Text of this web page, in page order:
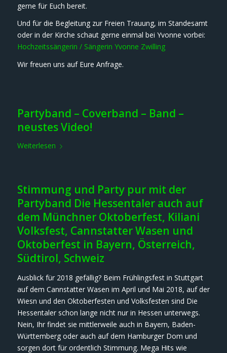
gerne für Euch bereit.
Und für die Begleitung zur Freien Trauung, im Standesamt
oder in der Kirche schaut gerne einmal bei Yvonne vorbei:
Hochzeitssängerin / Sängerin Yvonne Zwilling
Wir freuen uns auf Eure Anfrage.
Partyband – Coverband – Band –
neustes Video!
Weiterlesen
Stimmung und Party pur mit der
Partyband Die Hessentaler auch auf
dem Münchner Oktoberfest, Kiliani
Volksfest, Cannstatter Wasen und
Oktoberfest in Bayern, Österreich,
Südtirol, Schweiz
Ausblick für 2018 gefällig? Beim Frühlingsfest in Stuttgart
auf dem Cannstatter Wasen im April und Mai 2018, auf der
Wiesn und den Oktoberfesten und Volksfesten sind Die
Hessentaler schon lange nicht nur in Hessen unterwegs.
Nein, Ihr findet sie mittlerweile auch in Bayern, Baden-
Württemberg oder auch auf dem Hamburger Dom und
sorgen dort für ordentlich Stimmung. Mega Hits wie